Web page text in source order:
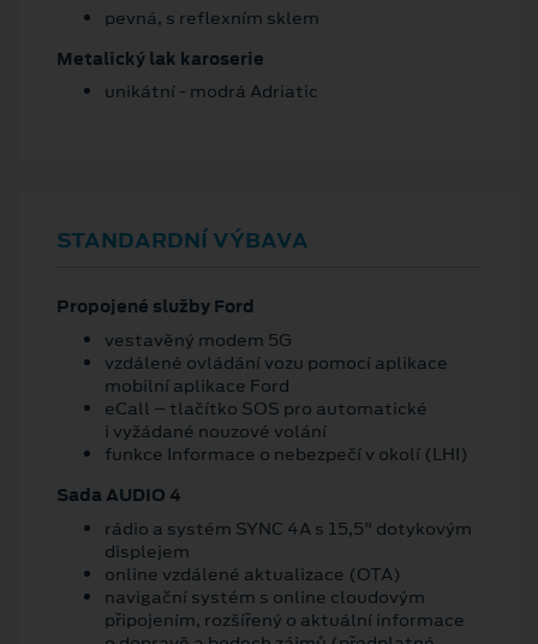
pevná, s reflexním sklem
Metalický lak karoserie
unikátní - modrá Adriatic
STANDARDNÍ VÝBAVA
Propojené služby Ford
vestavěný modem 5G
vzdálené ovládání vozu pomocí aplikace
mobilní aplikace Ford
eCall – tlačítko SOS pro automatické
i vyžádané nouzové volání
funkce Informace o nebezpečí v okolí (LHI)
Sada AUDIO 4
rádio a systém SYNC 4A s 15,5" dotykovým
displejem
online vzdálené aktualizace (OTA)
navigační systém s online cloudovým
připojením, rozšířený o aktuální informace